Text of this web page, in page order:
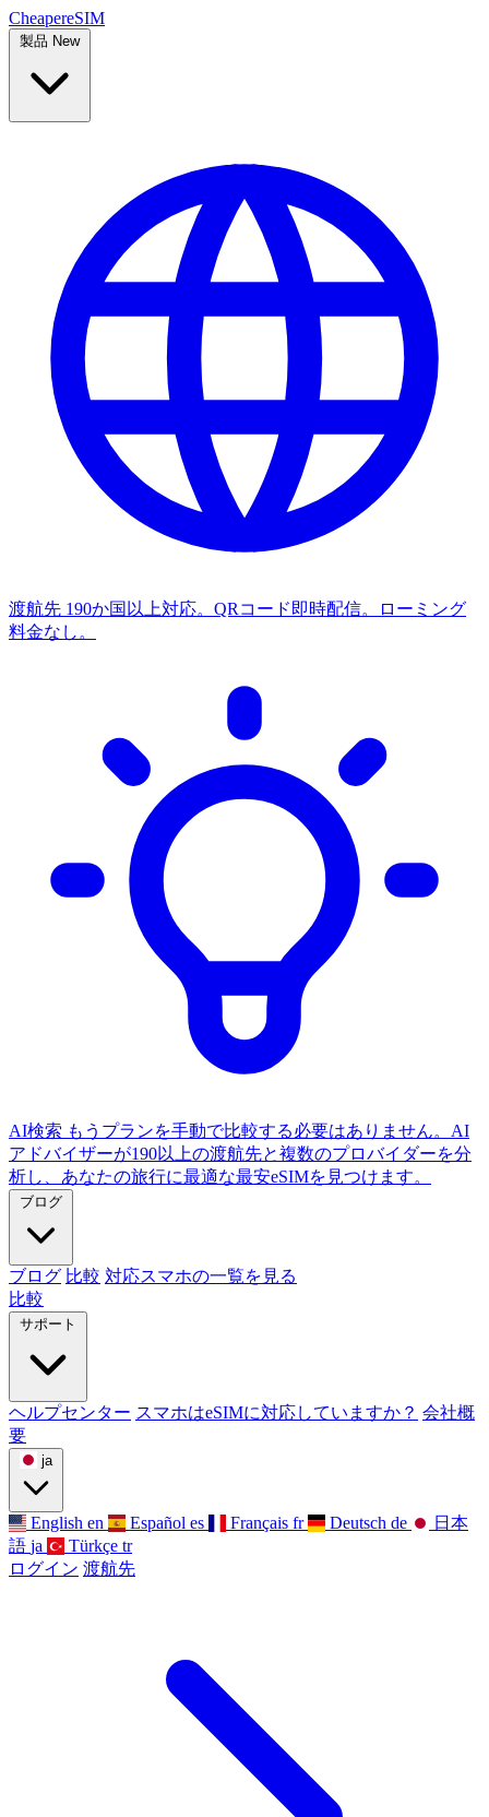
CheapereSIM
製品 New
渡航先 190か国以上対応。QRコード即時配信。ローミング
料金なし。
AI検索 もうプランを手動で比較する必要はありません。AI
アドバイザーが190以上の渡航先と複数のプロバイダーを分
析し、あなたの旅行に最適な最安eSIMを見つけます。
ブログ
ブログ 比較 対応スマホの一覧を見る
比較
サポート
ヘルプセンター スマホはeSIMに対応していますか？ 会社概
要
ja
English en Español es Français fr Deutsch de
日本
語 ja Türkçe tr
ログイン 渡航先